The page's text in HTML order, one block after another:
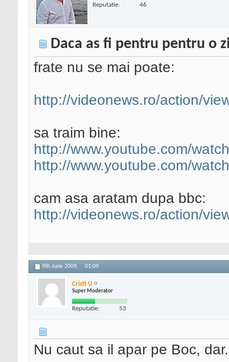
Reputatie: 46
Daca as fi pentru pentru o
frate nu se mai poate:
http://videonews.ro/action/
sa traim bine:
http://www.youtube.com/
http://www.youtube.com/
cam asa aratam dupa bbc:
http://videonews.ro/action/
9th June 2009, 01:09
Cristi U
Super Moderator
Reputatie: 53
Nu caut sa il apar pe Boc,